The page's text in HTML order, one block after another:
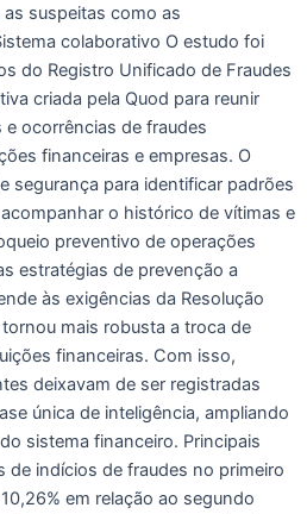
suspeitas como as
colaborativo O estudo foi
do Registro Unificado de Fraudes
criada pela Quod para reunir
ocorrências de fraudes
financeiras e empresas. O
segurança para identificar padrões
o histórico de vítimas e
preventivo de operações
estratégias de prevenção a
às exigências da Resolução
mais robusta a troca de
financeiras. Com isso,
deixavam de ser registradas
única de inteligência, ampliando
sistema financeiro. Principais
de indícios de fraudes no primeiro
em relação ao segundo